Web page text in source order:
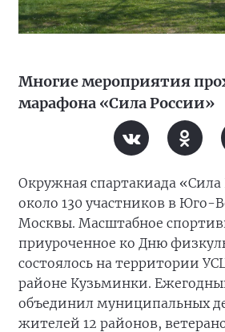
Многие мероприятия
марафона «Сила России»
Окружная спартакиада «Сила
около 130 участников в Юго-
Москвы. Масштабное
приуроченное ко Дню
состоялось на территории
районе Кузьминки.
объединил муниципальных
жителей 12 районов,